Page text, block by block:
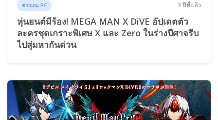
ข่าวเกม PC 3 ปีที่แล้ว
หุ่นยนต์มีร้อง! MEGA MAN X DiVE อัปเดตตัว
ละครชุดเกราะพิเศษ X และ Zero ในร่างปีศาจรีบ
ไปสุ่มหากันด่วน